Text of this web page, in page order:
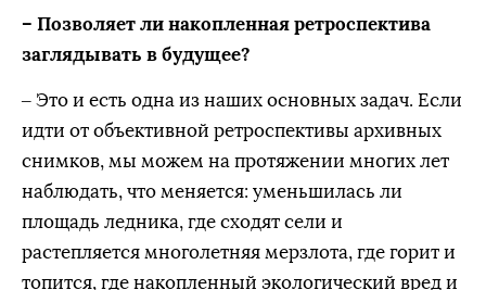
– Позволяет ли накопленная ретроспектива
заглядывать в будущее?
– Это и есть одна из наших основных задач. Если
идти от объективной ретроспективы архивных
снимков, мы можем на протяжении многих лет
наблюдать, что меняется: уменьшилась ли
площадь ледника, где сходят сели и
растепляется многолетняя мерзлота, где горит и
топится, где накопленный экологический вред и